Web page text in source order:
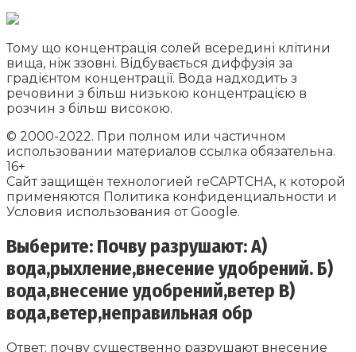
Тому що концентрація солей всередині клітини
вища, ніж ззовні. Відбувається диффузія за
градієнтом концентрації. Вода надходить з
речовини з більш низькою концентрацією в
розчин з більш високою.
© 2000-2022. При полном или частичном
использовании материалов ссылка обязательна.
16+
Сайт защищён технологией reCAPTCHA, к которой
применяются Политика конфиденциальности и
Условия использования от Google.
Выберите: Почву разрушают: А)
вода,рыхление,внесение удобрений. Б)
вода,внесение удобрений,ветер В)
вода,ветер,неправильная обр
Ответ: почву существенно разрушают внесение